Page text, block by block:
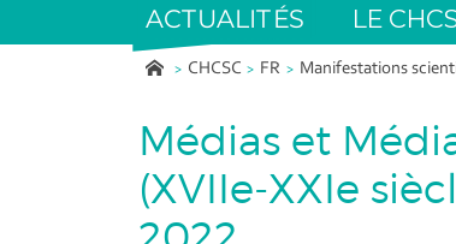
ACTUALITÉS LE
CHCSC FR Manifestations
Médias et
(XVIIe-XXIe